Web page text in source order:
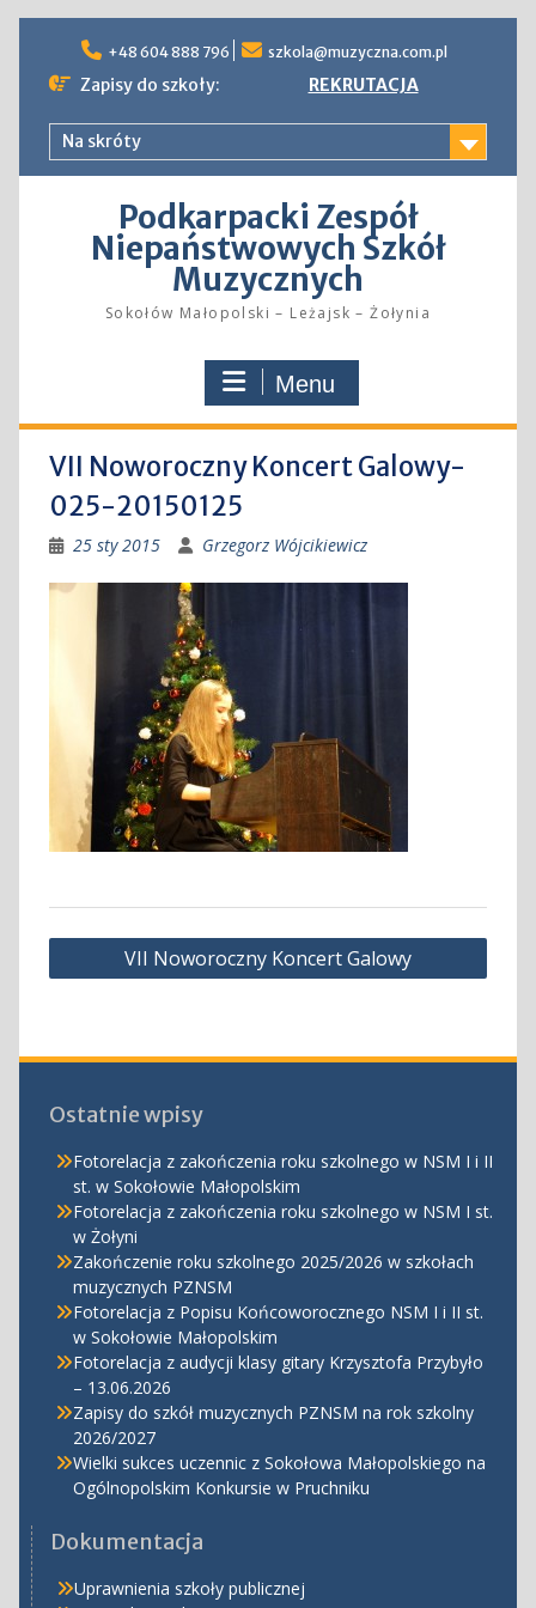
content
+48 604 888 796 szkola@muzyczna.com.pl
Zapisy do szkoły: REKRUTACJA
Na skróty
Podkarpacki Zespół
Niepaństwowych Szkół
Muzycznych
Sokołów Małopolski – Leżajsk – Żołynia
Menu
VII Noworoczny Koncert Galowy-
025-20150125
25 sty 2015 Grzegorz Wójcikiewicz
Nawigacja
wpisu
VII Noworoczny Koncert Galowy
Ostatnie wpisy
Fotorelacja z zakończenia roku szkolnego w NSM I i II
st. w Sokołowie Małopolskim
Fotorelacja z zakończenia roku szkolnego w NSM I st.
w Żołyni
Zakończenie roku szkolnego 2025/2026 w szkołach
muzycznych PZNSM
Fotorelacja z Popisu Końcoworocznego NSM I i II st.
w Sokołowie Małopolskim
Fotorelacja z audycji klasy gitary Krzysztofa Przybyło
– 13.06.2026
Zapisy do szkół muzycznych PZNSM na rok szkolny
2026/2027
Wielki sukces uczennic z Sokołowa Małopolskiego na
Ogólnopolskim Konkursie w Pruchniku
Dokumentacja
Uprawnienia szkoły publicznej